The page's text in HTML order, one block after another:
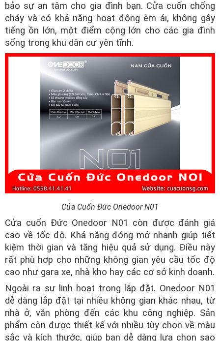
bảo sự an tâm cho gia đình bạn. Cửa cuốn chống
cháy và có khả năng hoạt động êm ái, không gây
tiếng ồn lớn, một điểm cộng lớn cho các gia đình
sống trong khu dân cư yên tĩnh.
Cửa Cuốn Đức Onedoor N01
Cửa cuốn Đức Onedoor N01 còn được đánh giá
cao về tốc độ. Khả năng đóng mở nhanh giúp tiết
kiệm thời gian và tăng hiệu quả sử dụng. Điều này
rất phù hợp cho những không gian yêu cầu tốc độ
cao như gara xe, nhà kho hay các cơ sở kinh doanh.
Ngoài ra sự linh hoạt trong lắp đặt. Onedoor N01
dễ dàng lắp đặt tại nhiều không gian khác nhau, từ
nhà ở, văn phòng đến các khu công nghiệp. Sản
phẩm còn được thiết kế với nhiều tùy chọn về màu
sắc và kích thước, giúp bạn dễ dàng lựa chọn sao